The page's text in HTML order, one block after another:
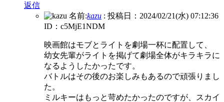
返信
名前:kazu : 投稿日：2024/02/21(水) 07:12:36
ID：c5MjE1NDM
映画館はモブとライトを劇場一杯に配置して、
幼女先輩がライトを掲げて劇場全体がキラキラに
なるようしたかったです。
バトルはその後のお楽しみもあるので頑張りまし
た。
ミルキーはもっと苛めたかったのですが、スカイ